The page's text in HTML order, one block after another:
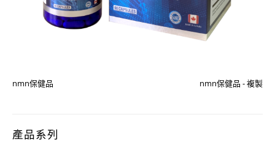
nmn保健品 nmn保健品 - 複製
產品系列